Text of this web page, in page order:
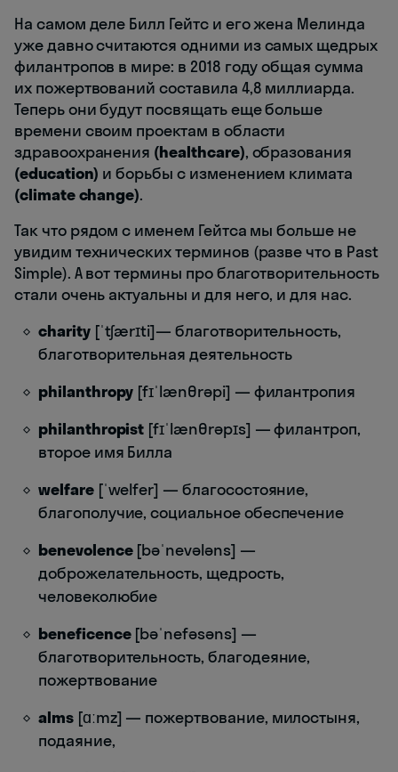
На самом деле Билл Гейтс и его жена Мелинда
уже давно считаются одними из самых щедрых
филантропов в мире: в 2018 году общая сумма
их пожертвований составила 4,8 миллиарда.
Теперь они будут посвящать еще больше
времени своим проектам в области
здравоохранения (healthcare), образования
(education) и борьбы с изменением климата
(сlimate change).
Так что рядом с именем Гейтса мы больше не
увидим технических терминов (разве что в Past
Simple). А вот термины про благотворительность
стали очень актуальны и для него, и для нас.
charity[ˈtʃærɪti]— благотворительность,
благотворительная деятельность
philanthropy [fɪˈlænθrəpi] — филантропия
philanthropist [fɪˈlænθrəpɪs] — филантроп,
второе имя Билла
welfare[ˈwelfer] — благосостояние,
благополучие, социальное обеспечение
benevolence[bəˈnevələns] —
доброжелательность, щедрость,
человеколюбие
beneficence[bəˈnefəsəns] —
благотворительность, благодеяние,
пожертвование
alms[ɑːmz] — пожертвование, милостыня,
подаяние,